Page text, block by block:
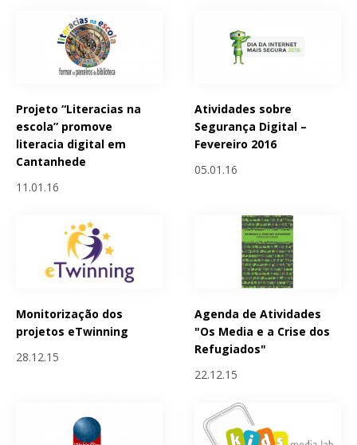
Projeto “Literacias na
escola” promove
literacia digital em
Cantanhede
11.01.16
Atividades sobre
Segurança Digital –
Fevereiro 2016
05.01.16
Monitorização dos
projetos eTwinning
28.12.15
Agenda de Atividades
"Os Media e a Crise dos
Refugiados"
22.12.15